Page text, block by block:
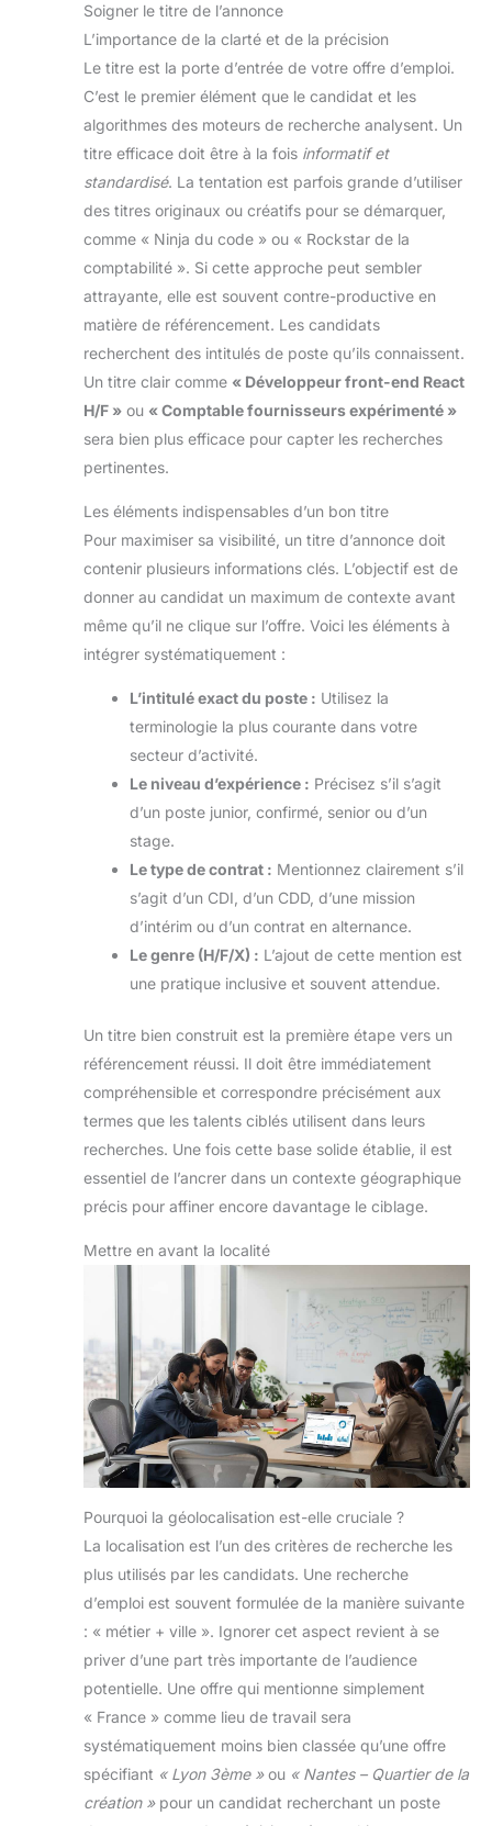
Soigner le titre de l’annonce
L’importance de la clarté et de la précision
Le titre est la porte d’entrée de votre offre d’emploi.
C’est le premier élément que le candidat et les
algorithmes des moteurs de recherche analysent. Un
titre efficace doit être à la fois informatif et
standardisé. La tentation est parfois grande d’utiliser
des titres originaux ou créatifs pour se démarquer,
comme « Ninja du code » ou « Rockstar de la
comptabilité ». Si cette approche peut sembler
attrayante, elle est souvent contre-productive en
matière de référencement. Les candidats
recherchent des intitulés de poste qu’ils connaissent.
Un titre clair comme « Développeur front-end React
H/F » ou « Comptable fournisseurs expérimenté »
sera bien plus efficace pour capter les recherches
pertinentes.
Les éléments indispensables d’un bon titre
Pour maximiser sa visibilité, un titre d’annonce doit
contenir plusieurs informations clés. L’objectif est de
donner au candidat un maximum de contexte avant
même qu’il ne clique sur l’offre. Voici les éléments à
intégrer systématiquement :
L’intitulé exact du poste : Utilisez la
terminologie la plus courante dans votre
secteur d’activité.
Le niveau d’expérience : Précisez s’il s’agit
d’un poste junior, confirmé, senior ou d’un
stage.
Le type de contrat : Mentionnez clairement s’il
s’agit d’un CDI, d’un CDD, d’une mission
d’intérim ou d’un contrat en alternance.
Le genre (H/F/X) : L’ajout de cette mention est
une pratique inclusive et souvent attendue.
Un titre bien construit est la première étape vers un
référencement réussi. Il doit être immédiatement
compréhensible et correspondre précisément aux
termes que les talents ciblés utilisent dans leurs
recherches. Une fois cette base solide établie, il est
essentiel de l’ancrer dans un contexte géographique
précis pour affiner encore davantage le ciblage.
Mettre en avant la localité
Pourquoi la géolocalisation est-elle cruciale ?
La localisation est l’un des critères de recherche les
plus utilisés par les candidats. Une recherche
d’emploi est souvent formulée de la manière suivante
: « métier + ville ». Ignorer cet aspect revient à se
priver d’une part très importante de l’audience
potentielle. Une offre qui mentionne simplement
« France » comme lieu de travail sera
systématiquement moins bien classée qu’une offre
spécifiant « Lyon 3ème »ou « Nantes – Quartier de la
création »pour un candidat recherchant un poste